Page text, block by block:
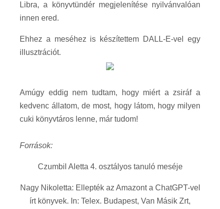
Libra, a könyvtündér megjelenítése nyilvánvalóan
innen ered.
Ehhez a meséhez is készítettem DALL-E-vel egy
illusztrációt.
Amúgy eddig nem tudtam, hogy miért a zsiráf a
kedvenc állatom, de most, hogy látom, hogy milyen
cuki könyvtáros lenne, már tudom!
Források:
Czumbil Aletta 4. osztályos tanuló meséje
Nagy Nikoletta: Ellepték az Amazont a ChatGPT-vel
írt könyvek. In: Telex. Budapest, Van Másik Zrt,